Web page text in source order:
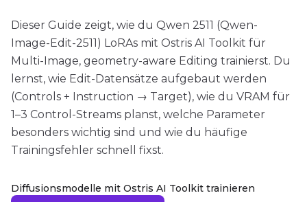
Dieser Guide zeigt, wie du Qwen 2511 (Qwen-
Image-Edit-2511) LoRAs mit Ostris AI Toolkit für
Multi-Image, geometry-aware Editing trainierst. Du
lernst, wie Edit-Datensätze aufgebaut werden
(Controls + Instruction → Target), wie du VRAM für
1–3 Control-Streams planst, welche Parameter
besonders wichtig sind und wie du häufige
Trainingsfehler schnell fixst.
Diffusionsmodelle mit Ostris AI Toolkit trainieren